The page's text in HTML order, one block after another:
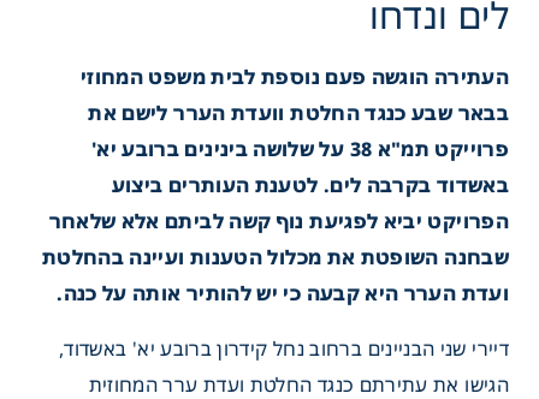
תמ"א 38 בטענה לפגיעה בנוף
העתירה הוגשה פעם נוספת לבית משפט המחוזי
בבאר שבע כנגד החלטת וועדת הערר לישם את
פרוייקט תמ"א 38 על שלושה בינינים ברובע יא'
באשדוד בקרבה לים. לטענת העותרים ביצוע
הפרויקט יביא לפגיעת נוף קשה לביתם אלא שלאחר
שבחנה השופטת את מכלול הטענות ועיינה בהחלטת
ועדת הערר היא קבעה כי יש להותיר אותה על כנה.
דיירי שני הבניינים ברחוב נחל קידרון ברובע יא' באשדוד,
הגישו את עתירתם כנגד החלטת ועדת ערר המחוזית